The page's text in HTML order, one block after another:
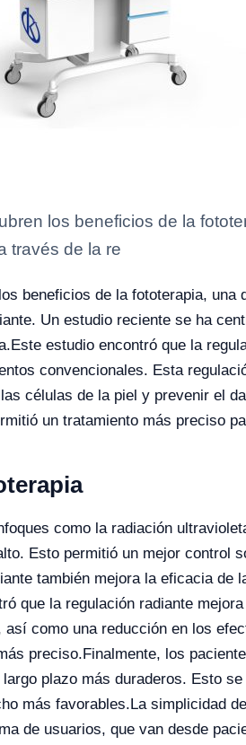
los beneficios de la
través de la re
beneficios de la fototerapia,
Un estudio reciente se ha
Este estudio encontró que la
convencionales. Esta
células de la piel y prevenir el
un tratamiento más preciso
como la radiación
Esto permitió un mejor control
también mejora la eficacia
que la regulación radiante
como una reducción en los
preciso.Finalmente, los
plazo más duraderos. Esto
más favorables.La simplicidad
de usuarios, que van desde